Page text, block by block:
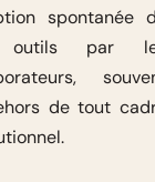
spontanée
outils par
de tout